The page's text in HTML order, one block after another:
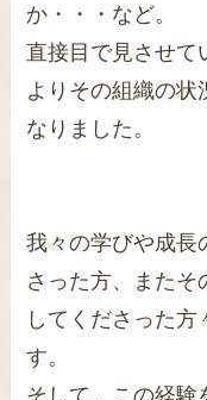
か・・・など。
直接目で見させて
よりその組織の状
なりました。
我々の学びや成長
さった方、またそ
してくださった方
す。
そして、この経験